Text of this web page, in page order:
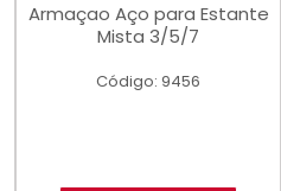
Armaçao Aço para Estante
Mista 3/5/7
Código: 9456